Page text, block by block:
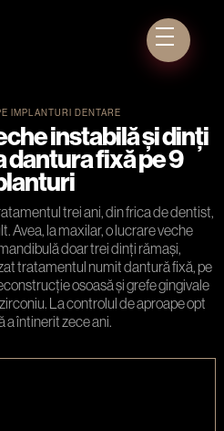
IMPLANTURI DENTARE
instabilă și dinți
fixă pe 9
trei ani, din frica de dentist,
Avea, la maxilar, o lucrare veche
doar trei dinți rămași,
tratamentul numit dantură fixă, pe
osoasă și grefe gingivale
La controlul de aproape opt
a întinerit zece ani.